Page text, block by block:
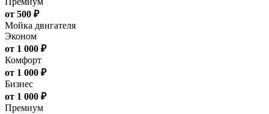
от 500 ₽
Мойка двигателя
Эконом
от 1 000 ₽
Комфорт
от 1 000 ₽
Бизнес
от 1 000 ₽
Премиум